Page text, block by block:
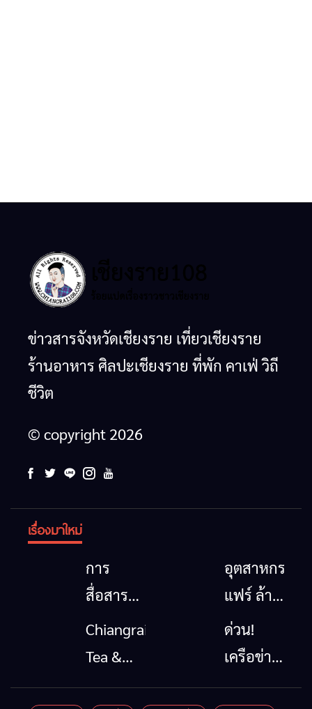
ข่าวสารจังหวัดเชียงราย เที่ยวเชียงราย
ร้านอาหาร ศิลปะเชียงราย ที่พัก คาเฟ่ วิถี
ชีวิต
© copyright 2026
เรื่องมาใหม่
การ
สื่อสาร
โทรคมนาคม
กรณีภัย
เชียงราย
อุตสาหกรรม
แฟร์ ล้าน
นาตะวัน
ออก
รวมของดี
Chiangrai
Tea &
Coffee
ด่วน!
เครือข่าย
ลุ่มน้ำกก